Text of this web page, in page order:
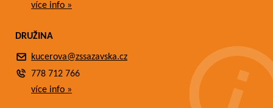
více info »
DRUŽINA
kucerova@zssazavska.cz
778 712 766
více info »